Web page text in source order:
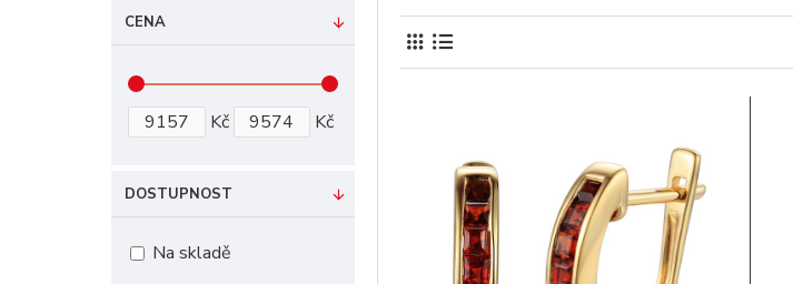
CENA
Kč Kč
DOSTUPNOST
Na skladě